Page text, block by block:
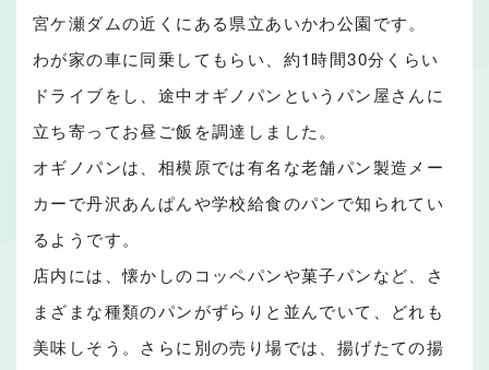
宮ケ瀬ダムの近くにある県立あいかわ公園です。
わが家の車に同乗してもらい、約1時間30分くらい
ドライブをし、途中オギノパンというパン屋さんに
立ち寄ってお昼ご飯を調達しました。
オギノパンは、相模原では有名な老舗パン製造メー
カーで丹沢あんぱんや学校給食のパンで知られてい
るようです。
店内には、懐かしのコッペパンや菓子パンなど、さ
まざまな種類のパンがずらりと並んでいて、どれも
美味しそう。さらに別の売り場では、揚げたての揚